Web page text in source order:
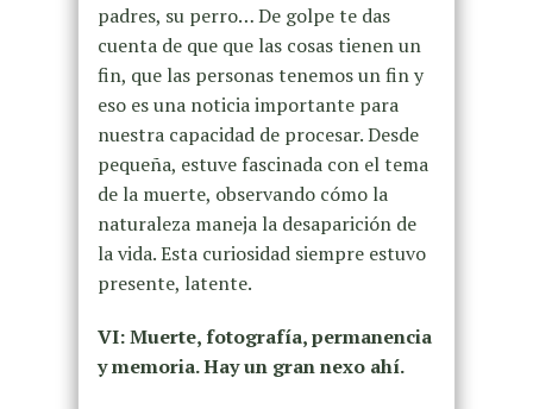
padres, su perro… De golpe te das
cuenta de que que las cosas tienen un
fin, que las personas tenemos un fin y
eso es una noticia importante para
nuestra capacidad de procesar. Desde
pequeña, estuve fascinada con el tema
de la muerte, observando cómo la
naturaleza maneja la desaparición de
la vida. Esta curiosidad siempre estuvo
presente, latente.
VI: Muerte, fotografía, permanencia
y memoria. Hay un gran nexo ahí.